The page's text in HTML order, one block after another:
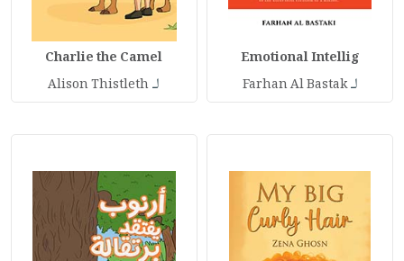
Emotional Intellig
لـFarhan Al Bastak
Charlie the Camel
لـAlison Thistleth